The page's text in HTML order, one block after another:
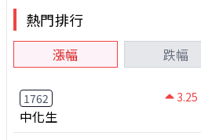
熱門排行
漲幅 跌幅
1762 3.25
中化生